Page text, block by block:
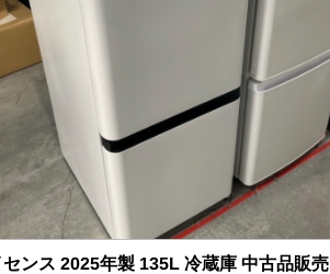
ンス 2025年製 135L 冷蔵庫 中古品販売